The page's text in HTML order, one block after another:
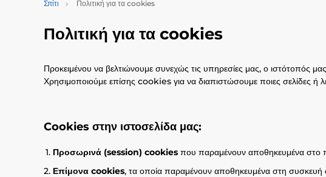
Σπίτι Πολιτική για τα cookies
Πολιτική για τα cookies
Προκειμένου να βελτιώνουμε συνεχώς τις υπηρεσίες μας, ο
Χρησιμοποιούμε επίσης cookies για να διαπιστώσουμε ποιες σελίδες
Cookies στην ιστοσελίδα μας:
Προσωρινά (session) cookies που παραμένουν αποθηκευμένα στο
Επίμονα cookies, τα οποία παραμένουν αποθηκευμένα στη συσκευή